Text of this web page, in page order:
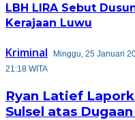
LBH LIRA Sebut
Kerajaan Luwu
Kriminal Minggu, 25 Januari
21:18 WITA
Ryan Latief
Sulsel atas